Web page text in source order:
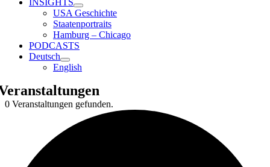
INSIGHTS
USA Geschichte
Staatenportraits
Hamburg – Chicago
PODCASTS
Deutsch
English
0 Veranstaltungen gefunden.